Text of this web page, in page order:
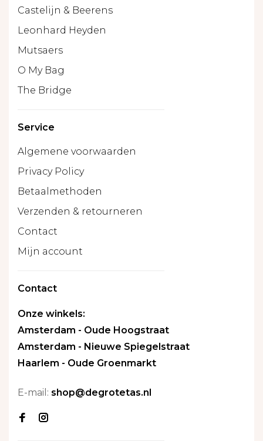
Castelijn & Beerens
Leonhard Heyden
Mutsaers
O My Bag
The Bridge
Service
Algemene voorwaarden
Privacy Policy
Betaalmethoden
Verzenden & retourneren
Contact
Mijn account
Contact
Onze winkels:
Amsterdam - Oude Hoogstraat
Amsterdam - Nieuwe Spiegelstraat
Haarlem - Oude Groenmarkt
E-mail: shop@degrotetas.nl